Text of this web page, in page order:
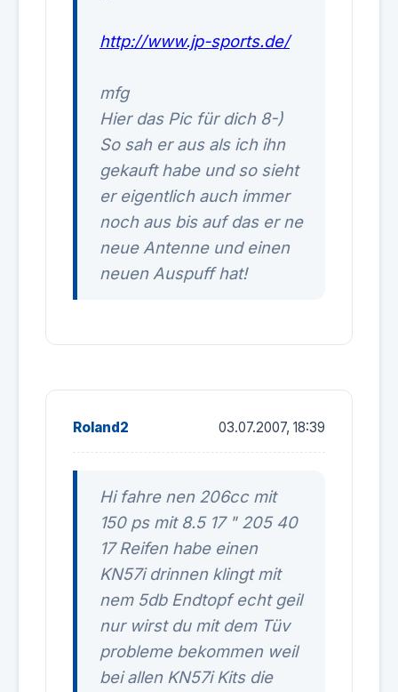
http://www.jp-sports.de/
mfg
Hier das Pic für dich 8-)
So sah er aus als ich ihn
gekauft habe und so sieht
er eigentlich auch immer
noch aus bis auf das er ne
neue Antenne und einen
neuen Auspuff hat!
Roland2 03.07.2007, 18:39
Hi fahre nen 206cc mit
150 ps mit 8.5 17 " 205 40
17 Reifen habe einen
KN57i drinnen klingt mit
nem 5db Endtopf echt geil
nur wirst du mit dem Tüv
probleme bekommen weil
bei allen KN57i Kits die